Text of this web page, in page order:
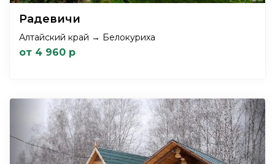
Радевичи
Алтайский край → Белокуриха
от 4 960 р